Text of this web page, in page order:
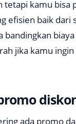
tetapi kamu bisa
efisien baik dari
bandingkan
jika kamu
ada promo